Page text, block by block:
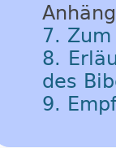
7.
8.
des
9.